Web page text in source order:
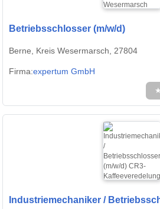
Betriebsschlosser (m/w/d)
Berne, Kreis Wesermarsch, 27804
Firma:expertum GmbH
★
Industriemechaniker /